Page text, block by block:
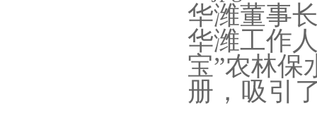
华潍董事
华潍工作
宝”农林保
册 ， 吸引